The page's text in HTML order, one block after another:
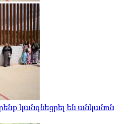
կանգնեցրել են անկանոն